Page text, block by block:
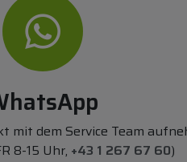
mit dem Service Team
8-15 Uhr, +43 1 267 67 60)